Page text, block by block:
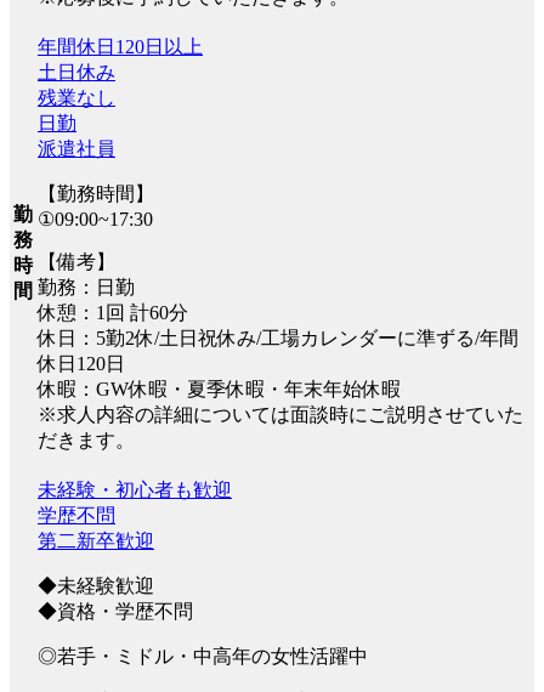
勤
務
時
間
年間休日120日以上
土日休み
残業なし
日勤
派遣社員
【勤務時間】
①09:00~17:30
【備考】
勤務：日勤
休憩：1回 計60分
休日：5勤2休/土日祝休み/工場カレンダーに準ずる/年間
休日120日
休暇：GW休暇・夏季休暇・年末年始休暇
※求人内容の詳細については面談時にご説明させていた
だきます。
未経験・初心者も歓迎
学歴不問
第二新卒歓迎
◆未経験歓迎
◆資格・学歴不問
◎若手・ミドル・中高年の女性活躍中